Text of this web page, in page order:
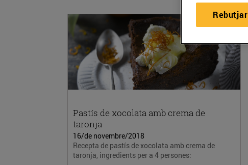
Pastís de xocolata amb crema de
taronja
16/de novembre/2018
Recepta de pastís de xocolata amb crema de
taronja, ingredients per a 4 persones:
Rebutjar